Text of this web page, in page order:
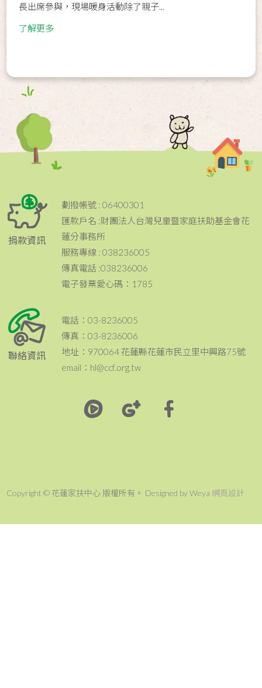
長出席參與，現場暖身活動除了親子...
了解更多
捐款資訊
劃撥帳號 : 06400301
匯款戶名 :財團法人台灣兒童暨家庭扶助基金會花
蓮分事務所
服務專線 : 038236005
傳真電話 :038236006
電子發票愛心碼：1785
聯絡資訊
電話：03-8236005
傳真：03-8236006
地址：970064 花蓮縣花蓮市民立里中興路75號
email：hl@ccf.org.tw
Copyright © 花蓮家扶中心 版權所有。 Designed by Weya 網頁設計